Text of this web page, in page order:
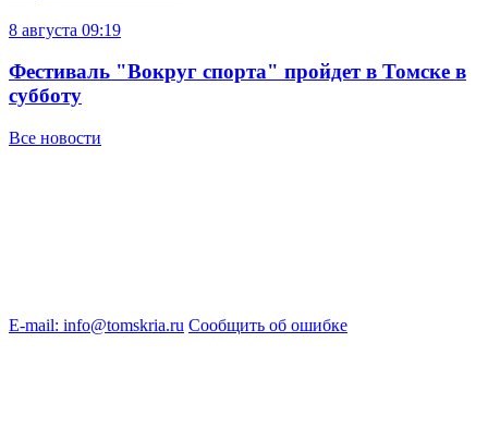
8 августа 09:19
Фестиваль "Вокруг спорта" пройдет в Томске в
субботу
Все новости
E-mail: info@tomskria.ru Сообщить об ошибке